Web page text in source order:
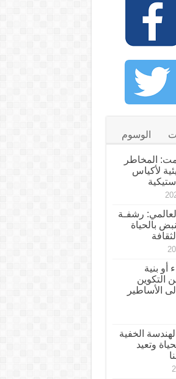
الوسوم
المخاطر
لأكياس
رشفـة
بالحياة
أو بنية
التكوين
الأساطير
الخفية
وتعيد